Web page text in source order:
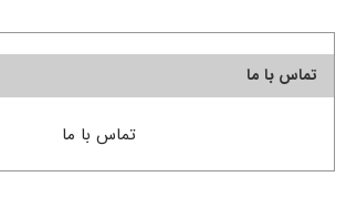
تماس با ما
تماس با ما